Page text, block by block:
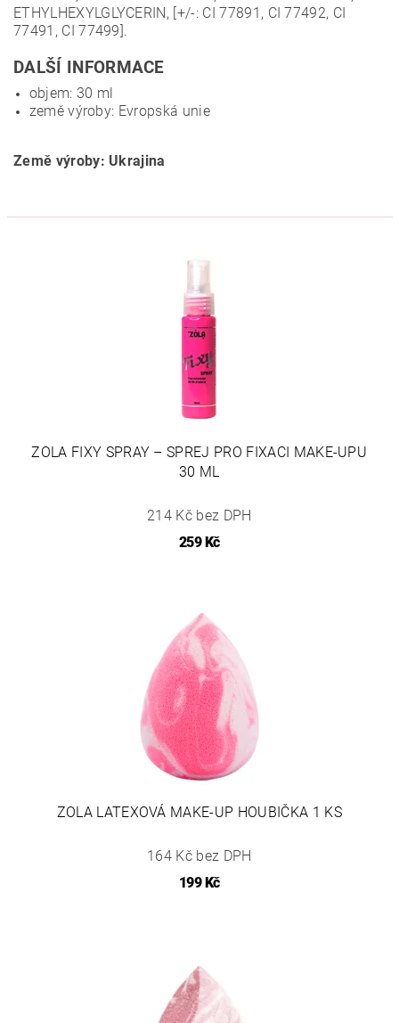
ETHYLHEXYLGLYCERIN, [+/-: CI 77891, CI 77492, CI
77491, CI 77499].
DALŠÍ INFORMACE
objem: 30 ml
země výroby: Evropská unie
Země výroby: Ukrajina
ZOLA FIXY SPRAY – SPREJ PRO FIXACI MAKE-UPU
30 ML
214 Kč bez DPH
259 Kč
ZOLA LATEXOVÁ MAKE-UP HOUBIČKA 1 KS
164 Kč bez DPH
199 Kč